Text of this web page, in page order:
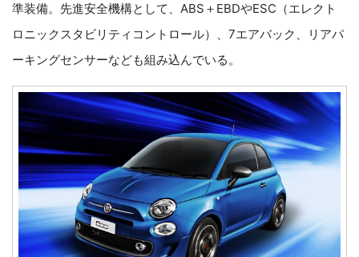
準装備。先進安全機構として、ABS＋EBDやESC（エレクト
ロニックスタビリティコントロール）、7エアバック、リアパ
ーキングセンサーなども組み込んでいる。